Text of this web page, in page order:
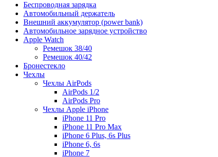
Беспроводная зарядка
Автомобильный держатель
Внешний аккумулятор (power bank)
Автомобильное зарядное устройство
Apple Watch
Ремешок 38/40
Ремешок 40/42
Бронестекло
Чехлы
Чехлы AirPods
AirPods 1/2
AirPods Pro
Чехлы Apple iPhone
iPhone 11 Pro
iPhone 11 Pro Max
iPhone 6 Plus, 6s Plus
iPhone 6, 6s
iPhone 7